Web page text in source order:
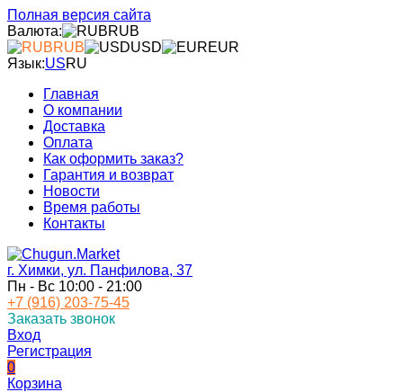
Полная версия сайта
Валюта:
RUB
RUB
USD
EUR
Язык:USRU
Главная
О компании
Доставка
Оплата
Как оформить заказ?
Гарантия и возврат
Новости
Время работы
Контакты
г. Химки, ул. Панфилова, 37
Пн - Вс 10:00 - 21:00
+7 (916) 203-75-45
Заказать звонок
Вход
Регистрация
0
Корзина